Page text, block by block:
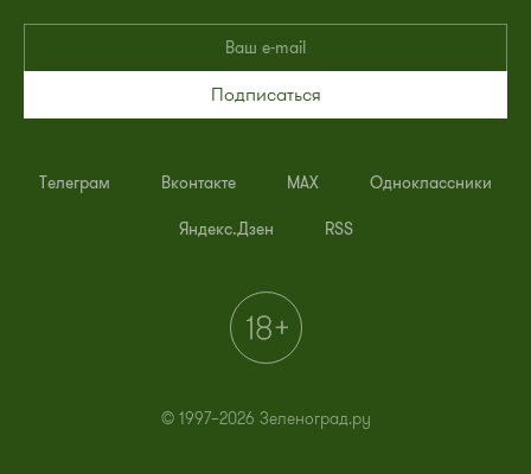
Подписаться
Телеграм Вконтакте MAX Одноклассники
Яндекс.Дзен RSS
© 1997–2026 Зеленоград.ру